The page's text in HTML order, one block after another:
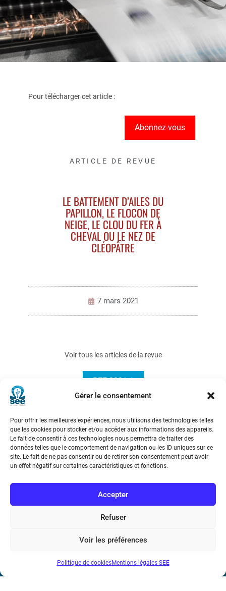
Gérer le consentement
Pour offrir les meilleures expériences, nous utilisons des technologies telles
que les cookies pour stocker et/ou accéder aux informations des appareils.
Le fait de consentir à ces technologies nous permettra de traiter des
données telles que le comportement de navigation ou les ID uniques sur ce
site. Le fait de ne pas consentir ou de retirer son consentement peut avoir
un effet négatif sur certaines caractéristiques et fonctions.
Accepter
Refuser
Voir les préférences
Politique de cookiesMentions légales-SEE
Pour télécharger cet article :
Abonnez-vous
ARTICLE DE REVUE
LE BATTEMENT D’AILES DU
PAPILLON, LE FLOCON DE
NEIGE, LE CLOU DU FER À
CHEVAL OU LE NEZ DE
CLÉOPÂTRE
7 mars 2021
Voir tous les articles de la revue
REE 2021-1
Société de l’Electricité, de l’Electronique et des Technologies
de l’Information et de la Communication
17 rue de l’Amiral Hamelin75116 Paris